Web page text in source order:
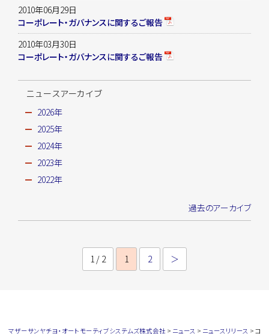
2010年06月29日
コーポレート・ガバナンスに関するご報告
2010年03月30日
コーポレート・ガバナンスに関するご報告
ニュースアーカイブ
2026年
2025年
2024年
2023年
2022年
過去のアーカイブ
1 / 2 1 2 ＞
マザーサンヤチヨ・オートモーティブシステムズ株式会社> ニュース > ニュースリリース > コ